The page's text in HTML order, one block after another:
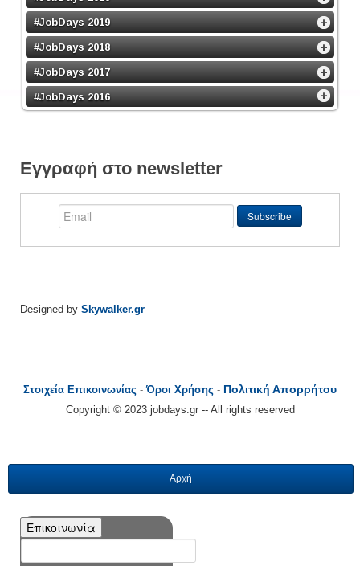
#JobDays 2019
#JobDays 2018
#JobDays 2017
#JobDays 2016
Εγγραφή στο newsletter
Designed by Skywalker.gr
Στοιχεία Επικοινωνίας -Όροι Χρήσης - Πολιτική Απορρήτου
Copyright © 2023 jobdays.gr -- All rights reserved
Αρχή